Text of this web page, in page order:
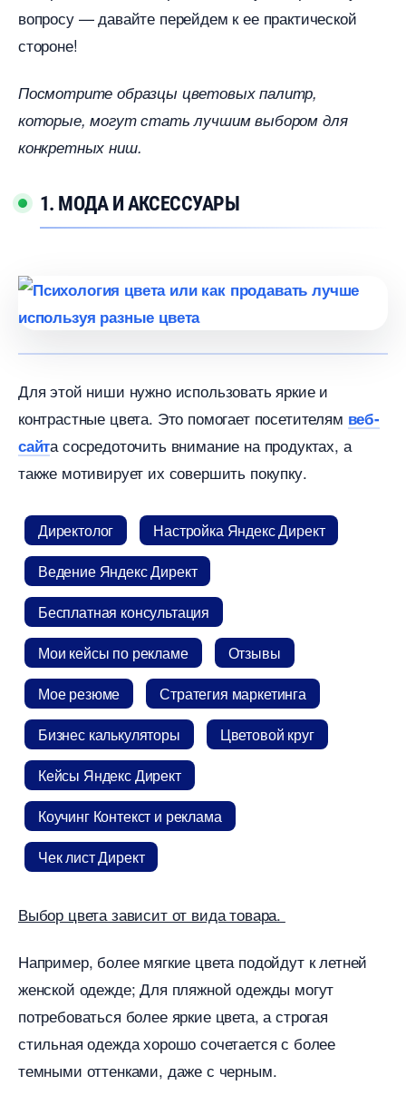
опросу — давайте перейдем к ее практической
стороне!
Посмотрите образцы цветовых палитр,
которые, могут стать лучшим выбором для
конкретных ниш.
1. МОДА И АКСЕССУАРЫ
Для этой ниши нужно использовать яркие и
контрастные цвета. Это помогает посетителям еб-
сайта сосредоточить внимание на продуктах, а
также мотивирует их совершить покупку.
Директоло
Настройка Яндекс Директ
едение Яндекс Директ
Бесплатная консультация
Мои кейсы по рекламе
Отзывы
Мое резюме
Стратегия маркетинга
Бизнес калькуляторы
Цветовой кру
Кейсы Яндекс Директ
Коучинг Контекст и реклама
Чек лист Директ
ыбор цвета зависит от вида товара.
Например, более мягкие цвета подойдут к летней
женской одежде; Для пляжной одежды могут
потребоваться более яркие цвета, а строгая
стильная одежда хорошо сочетается с более
темными оттенками, даже с черным.